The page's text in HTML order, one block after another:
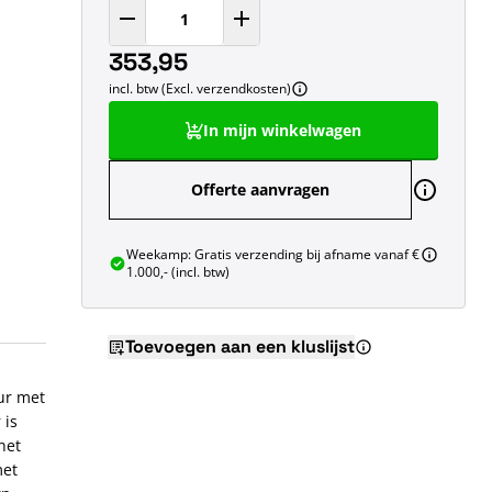
met
is
353,95
incl. btw (Excl. verzendkosten)
In mijn winkelwagen
Offerte aanvragen
Weekamp: Gratis verzending bij afname vanaf €
1.000,- (incl. btw)
Toevoegen aan een kluslijst